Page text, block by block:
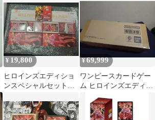
シャルセット
¥ 19,800
ヒロインズエディショ
ンスペシャルセット 2
み
¥69,999
ワンピースカードゲー
ム ヒロインズエディシ
ト 完全未開封